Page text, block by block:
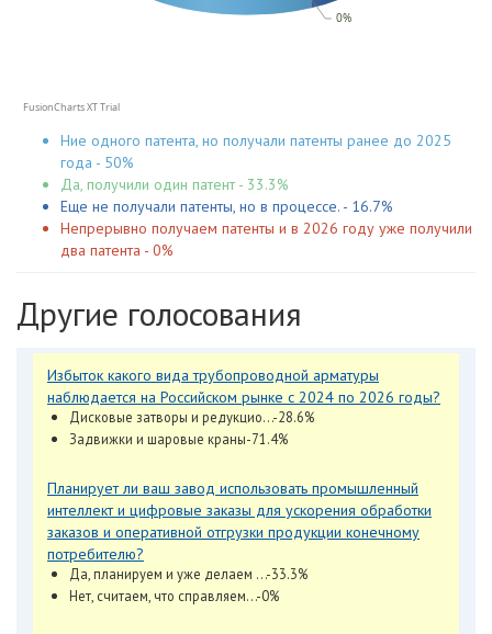
0%
FusionCharts XT Trial
Ние одного патента, но получали патенты ранее до 2025
года - 50%
Да, получили один патент - 33.3%
Еще не получали патенты, но в процессе. - 16.7%
Непрерывно получаем патенты и в 2026 году уже получили
два патента - 0%
Другие голосования
Избыток какого вида трубопроводной арматуры
наблюдается на Российском рынке с 2024 по 2026 годы?
Дисковые затворы и редукцио...-28.6%
Задвижки и шаровые краны-71.4%
Планирует ли ваш завод использовать промышленный
интеллект и цифровые заказы для ускорения обработки
заказов и оперативной отгрузки продукции конечному
потребителю?
Да, планируем и уже делаем ...-33.3%
Нет, считаем, что справляем...-0%